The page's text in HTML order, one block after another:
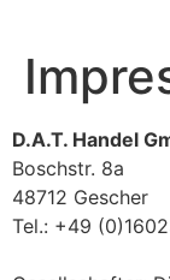
D.A.T. Handel
Boschstr. 8a
48712 Gescher
Tel.: +49